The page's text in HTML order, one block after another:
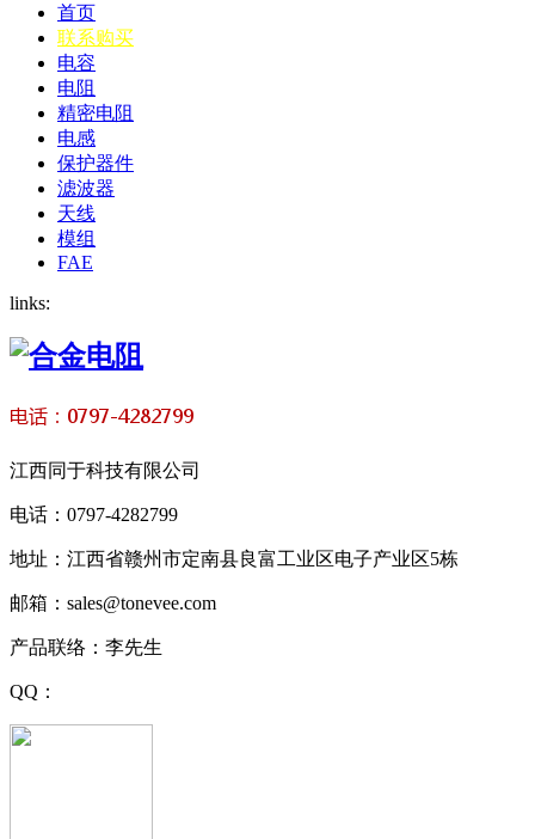
首页
联系购买
电容
电阻
精密电阻
电感
保护器件
滤波器
天线
模组
FAE
links:
江西同于科技有限公司
电话：0797-4282799
地址：江西省赣州市定南县良富工业区电子产业区5栋
邮箱：sales@tonevee.com
产品联络：李先生
QQ：